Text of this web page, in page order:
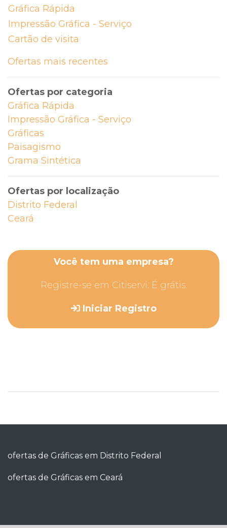
Gráfica Rápida
Impressão Gráfica - Serviço
Cartão de visita
Ofertas mais recentes
Ofertas por categoria
Gráfica Rápida
Impressão Gráfica - Serviço
Gráficas
Paisagismo
Grama Sintética
Ofertas por localização
Distrito Federal
Ceará
Você tem uma empresa?
Registre-se em Citiservi. É grátis.
Iniciar Registro
ofertas de Gráficas em Distrito Federal
ofertas de Gráficas em Ceará